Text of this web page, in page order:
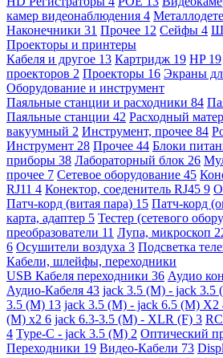
камер видеонаблюдения 4
Наконечники 31 Прочее 12 Сейфы 4
Проекторы и принтеры
Кабеля и другое 13 Картридж 19 HP 19
проекторов 2 Проекторы 16 Экраны
Оборудование и инструмент
Паяльные станции и расходники 84
Паяльные станции 42 Расходный
вакуумный 2 Инструмент, прочее 84
Инструмент 28 Прочее 44 Блоки
приборы 38 Лабораторный блок 26
прочее 7 Сетевое оборудование 45
RJ11 4 Конектор, соеденитель RJ45 9
Патч-корд (витая пара) 15 Патч-корд
карта, адаптер 5 Тестер (сетевого
преобразователи 11 Лупа, микроскоп
6 Осушители воздуха 3 Подсветка
Кабели, шлейфы, переходники
USB Кабеля переходники 36 Аудио
Аудио-Кабеля 43 jack 3.5 (M) - jack 3.5
3.5 (M) 13 jack 3.5 (M) - jack 6.5 (M) X2
(M) x2 6 jack 6.3-3.5 (M) - XLR (F) 3
4 Type-C - jack 3.5 (M) 2 Оптический
Переходники 19 Видео-Кабели 73